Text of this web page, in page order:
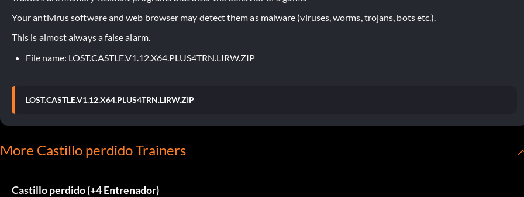
Your antivirus software and web browser may detect them as malware (viruses, worms, trojans, bots etc.).
This is almost always a false alarm.
File name: LOST.CASTLE.V1.12.X64.PLUS4TRN.LIRW.ZIP
LOST.CASTLE.V1.12.X64.PLUS4TRN.LIRW.ZIP
More Castillo perdido Trainers
Castillo perdido (+4 Entrenador)